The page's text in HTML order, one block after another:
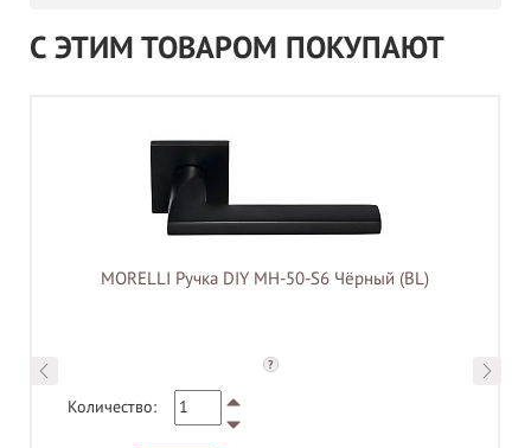
С ЭТИМ ТОВАРОМ ПОКУПАЮТ
MORELLI Ручка DIY MH-50-S6 Чёрный (BL)
?
Количество: